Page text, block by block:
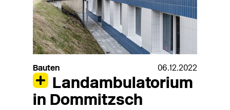
Bauten 06.12.2022
Landambulatorium
in Dommitzsch